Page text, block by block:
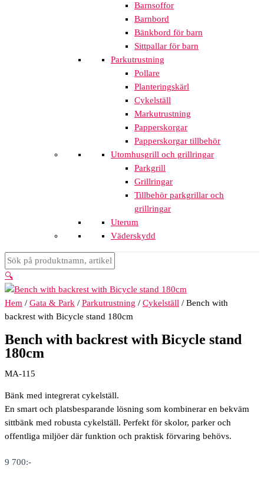
Barnsoffor
Barnbord
Bänkbord för barn
Sittpallar för barn
Parkutrustning
Pollare
Planteringskärl
Cykelställ
Markutrustning
Papperskorgar
Papperskorgar tillbehör
Utomhusgrill och grillringar
Parkgrill
Grillringar
Tillbehör parkgrillar och
grillringar
Uterum
Väderskydd
🔍
Hem / Gata & Park / Parkutrustning / Cykelställ / Bench with
backrest with Bicycle stand 180cm
Bench with backrest with Bicycle stand
180cm
MA-115
Bänk med integrerat cykelställ.
En smart och platsbesparande lösning som kombinerar en bekväm
sittbänk med robusta cykelställ. Perfekt för skolor, parker och
offentliga miljöer där funktion och praktisk förvaring behövs.
9 700:-